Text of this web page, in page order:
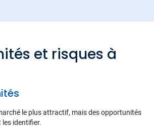
et risques à
le plus attractif, mais des opportunités
identifier.